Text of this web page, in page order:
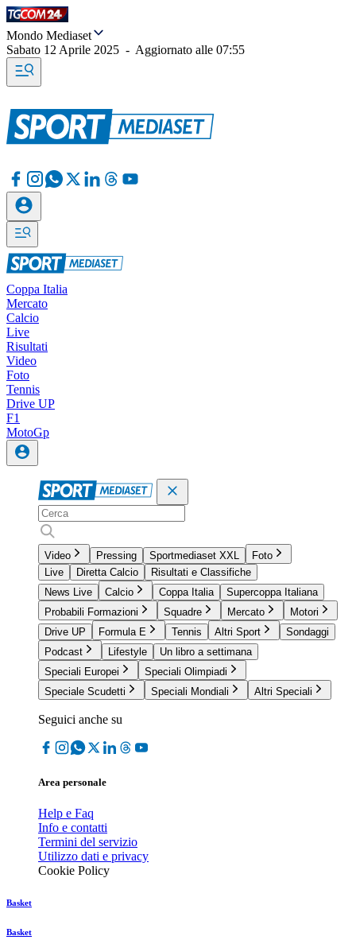
Mondo Mediaset
Sabato 12 Aprile 2025 - Aggiornato alle 07:55
Coppa Italia
Mercato
Calcio
Live
Risultati
Video
Foto
Tennis
Drive UP
F1
MotoGp
Video Pressing Sportmediaset XXL
Foto
Live
Diretta Calcio
Risultati e Classifiche
News Live
Calcio Coppa Italia
Supercoppa Italiana
Probabili Formazioni
Squadre Mercato
Motori
Drive UP
Formula E Tennis Altri Sport
Sondaggi
Podcast
Lifestyle
Un libro a settimana
Speciali Europei
Speciali Olimpiadi
Speciale Scudetti
Speciali Mondiali Altri Speciali
Seguici anche su
Area personale
Help e Faq
Info e contatti
Termini del servizio
Utilizzo dati e privacy
Cookie Policy
Basket
Basket